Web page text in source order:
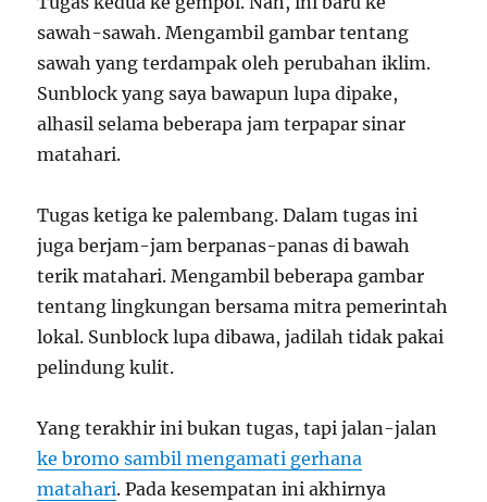
sawah-sawah. Mengambil gambar tentang
sawah yang terdampak oleh perubahan iklim.
Sunblock yang saya bawapun lupa dipake,
alhasil selama beberapa jam terpapar sinar
matahari.
Tugas ketiga ke palembang. Dalam tugas ini
juga berjam-jam berpanas-panas di bawah
terik matahari. Mengambil beberapa gambar
tentang lingkungan bersama mitra pemerintah
lokal. Sunblock lupa dibawa, jadilah tidak pakai
pelindung kulit.
Yang terakhir ini bukan tugas, tapi jalan-jalan
ke bromo sambil mengamati gerhana
matahari. Pada kesempatan ini akhirnya